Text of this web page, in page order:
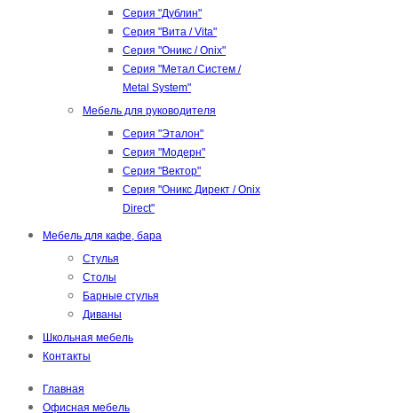
Серия "Дублин"
Серия "Вита / Vita"
Серия "Оникс / Onix"
Серия "Метал Систем /
Metal System"
Мебель для руководителя
Серия "Эталон"
Серия "Модерн"
Серия "Вектор"
Серия "Оникс Директ / Onix
Direct"
Мебель для кафе, бара
Стулья
Столы
Барные стулья
Диваны
Школьная мебель
Контакты
Главная
Офисная мебель